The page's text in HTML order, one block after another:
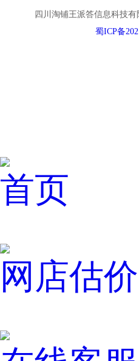
四川淘铺王派答信息科技有
蜀ICP备
首页
网店估价